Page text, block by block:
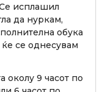
исплашил
да нуркам,
обука
ќе се однесувам
околу 9 часот по